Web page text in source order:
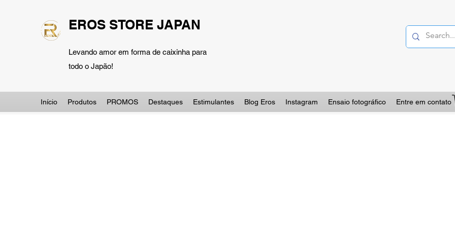
EROS STORE JAPAN
Levando amor em forma de caixinha para
todo o Japão!
Início Produtos PROMOS Destaques Estimulantes Blog Eros Instagram Ensaio fotográfico Entre em contato